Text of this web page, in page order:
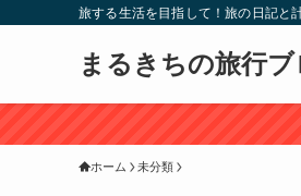
旅する生活を目指して！旅の日記と
まるきちの旅行
ホーム 未分類